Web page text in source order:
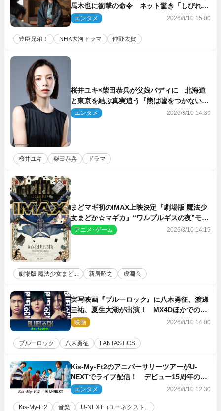
馬木也に衝撃の命令 ネット驚き「しびれた
なぁ」「激アツ!!」（ネタバレあり）
エンタメ 2026/8/10 15:00
豊臣兄弟！ NHK大河ドラマ 仲野太賀
桜井ユキ×柴田恭兵が父娘バディに 北海道
と東京を結ぶ真実追う『熊は嘘をつかない』
2027年春放送
エンタメ 2026/8/10 14:30
桜井ユキ 柴田恭兵 ドラマ
まどマギ初のIMAX上映決定『劇場版 魔法少
女まどか☆マギカ』“ワルプルギスの夜”モチ
ーフのIMAX版ポスターも完成
アニメ･ゲーム 2026/8/10 14:15
劇場版 魔法少女まど... 新房昭之 虚淵玄
実写映画『ブルーロック』に八木勇征、渡邊
圭祐、夏生大湖が出演！ MX4Dほかでの上
映＆応援上映も決定
映画 2026/8/10 14:00
ブルーロック 八木勇征 FANTASTICS
Kis‐My‐Ft2のアニバーサリーツアーがU‐
NEXTでライブ配信！ デビュー15周年の記
念日に開催される特別な公演
エンタメ 2026/8/10 12:30
Kis‐My‐Ft2 音楽 U‐NEXT（ユーネクスト...